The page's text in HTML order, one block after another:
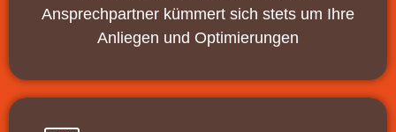
Ansprechpartner kümmert sich stets um Ihre
Anliegen und Optimierungen